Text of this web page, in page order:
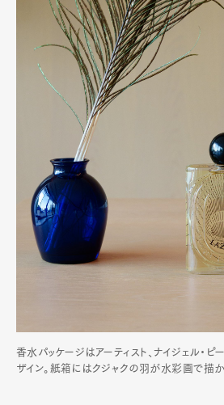
香水パッケージはアーティスト、ナイジェル・
ザイン。紙箱にはクジャクの羽が水彩画で描か